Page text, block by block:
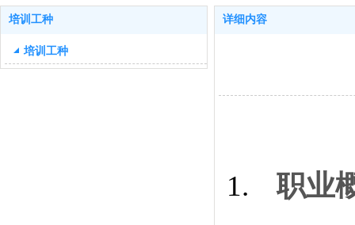
培训工种
培训工种
详细内容
1.
职业